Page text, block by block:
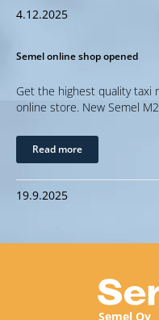
4.12.2025
Semel online shop opened
Get the highest quality taxi
online store. New Semel
Read more
19.9.2025
Semel Oy